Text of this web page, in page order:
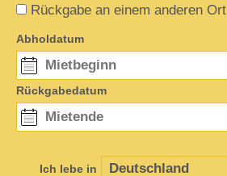
Rückgabe an einem anderen Ort
Abholdatum
Rückgabedatum
Ich lebe in